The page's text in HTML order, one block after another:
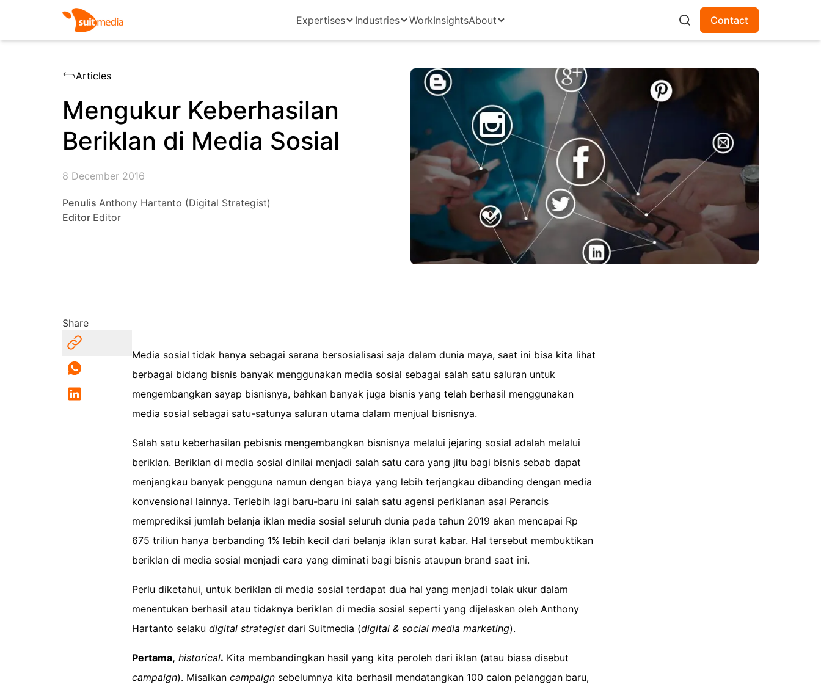
Expertises Industries WorkInsightsAbout Contact
Articles
Mengukur Keberhasilan
Beriklan di Media Sosial
8 December 2016
Penulis Anthony Hartanto (Digital Strategist)
Editor Editor
Share
Media sosial tidak hanya sebagai sarana bersosialisasi saja dalam dunia maya, saat ini bisa kita lihat
berbagai bidang bisnis banyak menggunakan media sosial sebagai salah satu saluran untuk
mengembangkan sayap bisnisnya, bahkan banyak juga bisnis yang telah berhasil menggunakan
media sosial sebagai satu-satunya saluran utama dalam menjual bisnisnya.
Salah satu keberhasilan pebisnis mengembangkan bisnisnya melalui jejaring sosial adalah melalui
beriklan. Beriklan di media sosial dinilai menjadi salah satu cara yang jitu bagi bisnis sebab dapat
menjangkau banyak pengguna namun dengan biaya yang lebih terjangkau dibanding dengan media
konvensional lainnya. Terlebih lagi baru-baru ini salah satu agensi periklanan asal Perancis
memprediksi jumlah belanja iklan media sosial seluruh dunia pada tahun 2019 akan mencapai Rp
675 triliun hanya berbanding 1% lebih kecil dari belanja iklan surat kabar. Hal tersebut membuktikan
beriklan di media sosial menjadi cara yang diminati bagi bisnis ataupun brand saat ini.
Perlu diketahui, untuk beriklan di media sosial terdapat dua hal yang menjadi tolak ukur dalam
menentukan berhasil atau tidaknya beriklan di media sosial seperti yang dijelaskan oleh Anthony
Hartanto selaku digital strategist dari Suitmedia (digital & social media marketing).
Pertama, historical. Kita membandingkan hasil yang kita peroleh dari iklan (atau biasa disebut
campaign). Misalkan campaign sebelumnya kita berhasil mendatangkan 100 calon pelanggan baru,